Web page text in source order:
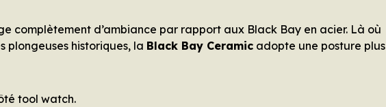
complètement d’ambiance par rapport aux Black Bay en acier. Là où
plongeuses historiques, la Black Bay Ceramic adopte une posture plus
tool watch.